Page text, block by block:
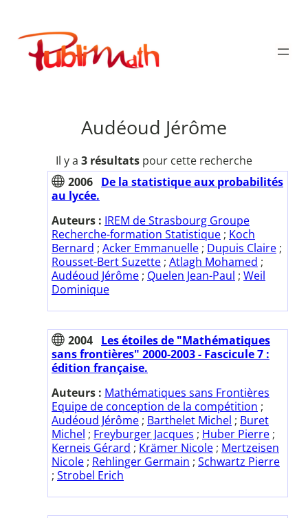
contenu
Publimath
Audéoud Jérôme
Il y a 3 résultats pour cette recherche
2006 De la statistique aux probabilités
au lycée.
Auteurs : IREM de Strasbourg Groupe
Recherche-formation Statistique ; Koch
Bernard ; Acker Emmanuelle ; Dupuis Claire ;
Rousset-Bert Suzette ; Atlagh Mohamed ;
Audéoud Jérôme ; Quelen Jean-Paul ; Weil
Dominique
2004 Les étoiles de "Mathématiques
sans frontières" 2000-2003 - Fascicule 7 :
édition française.
Auteurs : Mathématiques sans Frontières
Equipe de conception de la compétition ;
Audéoud Jérôme ; Barthelet Michel ; Buret
Michel ; Freyburger Jacques ; Huber Pierre ;
Kerneis Gérard ; Krämer Nicole ; Mertzeisen
Nicole ; Rehlinger Germain ; Schwartz Pierre
; Strobel Erich